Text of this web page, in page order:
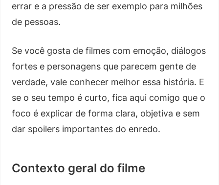
errar e a pressão de ser exemplo para milhões
de pessoas.
Se você gosta de filmes com emoção, diálogos
fortes e personagens que parecem gente de
verdade, vale conhecer melhor essa história. E
se o seu tempo é curto, fica aqui comigo que o
foco é explicar de forma clara, objetiva e sem
dar spoilers importantes do enredo.
Contexto geral do filme